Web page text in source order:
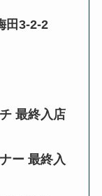
3-2-2
最終入店
ー 最終入